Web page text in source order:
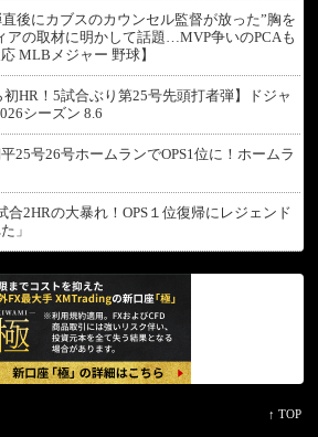
直後にカブスのカウンセル監督が放った”胸を
アの取材に明かして話題…MVP争いのPCAも
MLBメジャー 野球】
初HR！5試合ぶり第25号先頭打者弾】ドジャ
シーズン 8.6
25号26号ホームランでOPS1位に！ホームラ
合2HRの大暴れ！OPS１位復帰にレジェンド
」
↑ TOP